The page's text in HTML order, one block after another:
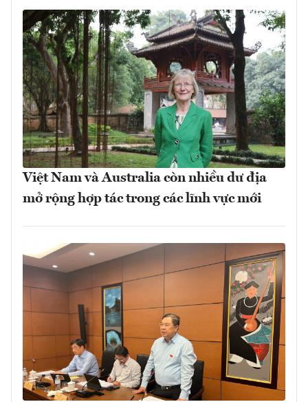
Việt Nam và Australia còn nhiều dư địa
mở rộng hợp tác trong các lĩnh vực mới